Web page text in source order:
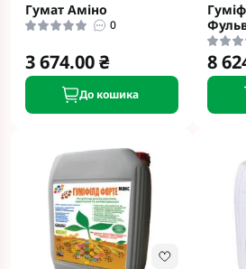
Гумат Аміно
0
3 674.00 ₴
До кошика
8